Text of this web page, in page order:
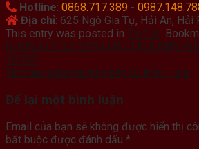
Hotline: 0868.717.389 -
Địa chỉ: 625 Ngô Gia Tự, Hải An, Hải
This entry was posted in Tin tức.
NHỮNG LÝ DO NÊN LỰA CHỌN MÁY
13 DW
Tỉnh táo giữa ma trận bếp từ thật – giả
Để lại một bình luận
Email của bạn sẽ không được hiển thị
bắt buộc được đánh dấu *